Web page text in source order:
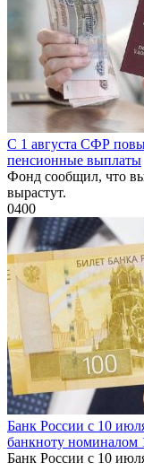
С 1 августа СФР
пенсионные выплаты
Фонд сообщил, что
вырастут.
0400
Банк России с 10
банкноту номиналом
Банк России с 10